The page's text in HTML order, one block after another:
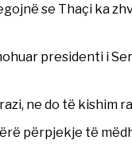
se Thaçi ka
presidenti i
ne do të kishim
përpjekje të